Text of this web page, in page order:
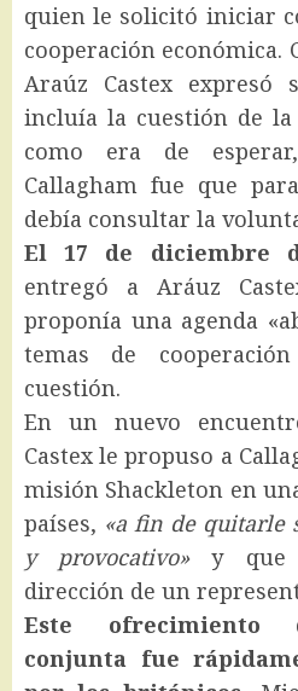
quien le solicitó iniciar
cooperación económica.
Araúz Castex expresó
incluía la cuestión de la
como era de
Callagham fue que
debía consultar la
El 17 de diciembre
entregó a Aráuz
proponía una agenda
temas de
cuestión.
En un nuevo
Castex le propuso a
misión Shackleton en
países, «a fin de quitarle
y provocativo»y que
dirección de un
Este ofrecimiento
conjunta fue